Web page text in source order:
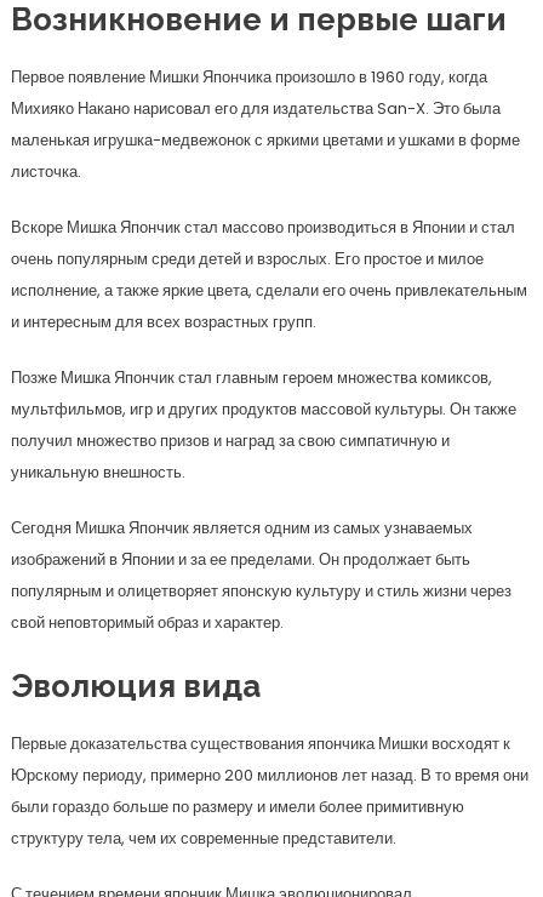
Возникновение и первые шаги
Первое появление Мишки Япончика произошло в 1960 году, когда
Михияко Накано нарисовал его для издательства San-X. Это была
маленькая игрушка-медвежонок с яркими цветами и ушками в форме
листочка.
Вскоре Мишка Япончик стал массово производиться в Японии и стал
очень популярным среди детей и взрослых. Его простое и милое
исполнение, а также яркие цвета, сделали его очень привлекательным
и интересным для всех возрастных групп.
Позже Мишка Япончик стал главным героем множества комиксов,
мультфильмов, игр и других продуктов массовой культуры. Он также
получил множество призов и наград за свою симпатичную и
уникальную внешность.
Сегодня Мишка Япончик является одним из самых узнаваемых
изображений в Японии и за ее пределами. Он продолжает быть
популярным и олицетворяет японскую культуру и стиль жизни через
свой неповторимый образ и характер.
Эволюция вида
Первые доказательства существования япончика Мишки восходят к
Юрскому периоду, примерно 200 миллионов лет назад. В то время они
были гораздо больше по размеру и имели более примитивную
структуру тела, чем их современные представители.